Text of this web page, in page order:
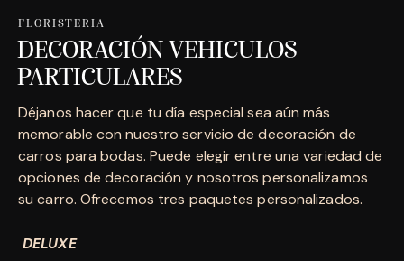
FLORISTERIA
DECORACIÓN VEHICULOS
PARTICULARES
Déjanos hacer que tu día especial sea aún más
memorable con nuestro servicio de decoración de
carros para bodas. Puede elegir entre una variedad de
opciones de decoración y nosotros personalizamos
su carro. Ofrecemos tres paquetes personalizados.
DELUXE